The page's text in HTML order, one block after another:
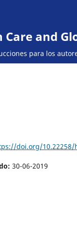
and
para los
doi.org/10.22258/
30-06-2019